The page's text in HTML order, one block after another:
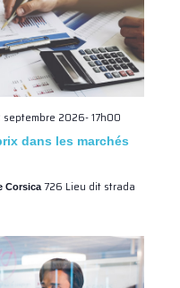
dans les marchés
septembre 2026- 17h00
Corsica 726 Lieu dit strada